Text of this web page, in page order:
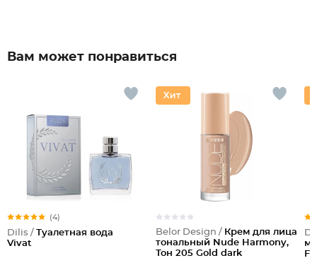
Вам может понравиться
(4)
Dilis / Туалетная вода
Vivat
Belor Design / Крем для лица
тональный Nude Harmony,
Тон 205 Gold dark